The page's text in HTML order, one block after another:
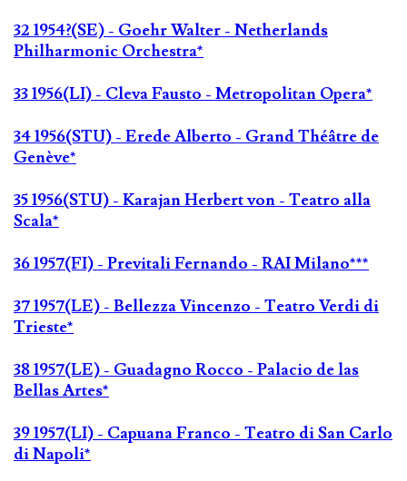
32 1954?(SE) - Goehr Walter - Netherlands
Philharmonic Orchestra*
33 1956(LI) - Cleva Fausto - Metropolitan Opera*
34 1956(STU) - Erede Alberto - Grand Théâtre de
Genève*
35 1956(STU) - Karajan Herbert von - Teatro alla
Scala*
36 1957(FI) - Previtali Fernando - RAI Milano***
37 1957(LE) - Bellezza Vincenzo - Teatro Verdi di
Trieste*
38 1957(LE) - Guadagno Rocco - Palacio de las
Bellas Artes*
39 1957(LI) - Capuana Franco - Teatro di San Carlo
di Napoli*